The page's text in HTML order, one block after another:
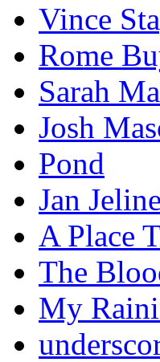
Vince
Rome
Sarah
Josh
Pond
Jan
A Place
The
My